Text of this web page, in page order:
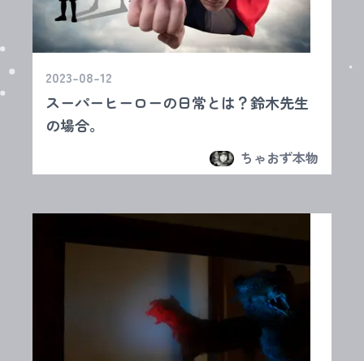
2023-08-12
スーパーヒーローの日常とは？鈴木先生
の場合。
ちゃおず本物